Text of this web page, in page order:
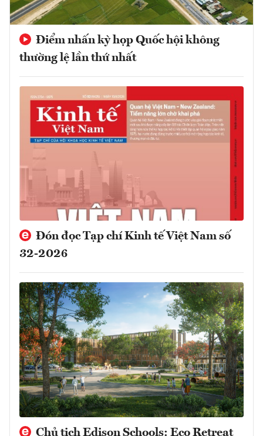
Điểm nhấn kỳ họp Quốc hội không
thường lệ lần thứ nhất
Đón đọc Tạp chí Kinh tế Việt Nam số
32-2026
Chủ tịch Edison Schools: Eco Retreat